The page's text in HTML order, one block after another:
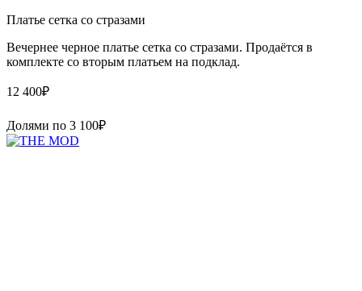
Платье сетка со стразами
Вечернее черное платье сетка со стразами. Продаётся в
комплекте со вторым платьем на подклад.
12 400₽
Долями по 3 100₽